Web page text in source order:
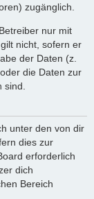
zugänglich.
nur mit
nicht, sofern er
der Daten (z.
die Daten zur
unter den von dir
dies zur
erforderlich
dich
Bereich